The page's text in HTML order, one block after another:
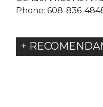
Phone: 608-836-
+